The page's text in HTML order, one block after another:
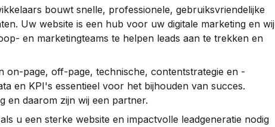
bouwt snelle, professionele, gebruiksvriendelijke
Uw website is een hub voor uw digitale marketing en wij
en marketingteams te helpen leads aan te trekken en
on-page, off-page, technische, contentstrategie en -
en KPI's essentieel voor het bijhouden van succes.
en daarom zijn wij een partner.
u een sterke website en impactvolle leadgeneratie nodig